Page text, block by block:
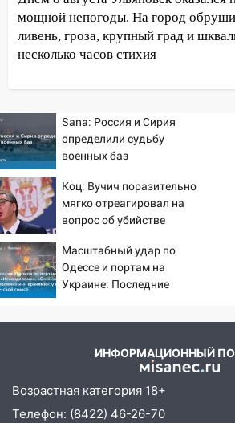
18:11 Ульяновская область
пилотным регионом
«Культурное долголетие»
Прогноз погоды в
В реанимацию
областной больницы
новых аппаратов ИВЛ
16:51
В Чердаклинском
ремонтируют дороги,
и проводят новое освещение
16:35
В Ульяновске
девять бункеров для
мусора
16:26 В Ульяновске
В Ульяновском
разработают
цифровой ПЦР
мощной непогоды. На город
ливень, гроза, крупный град и
несколько часов стихия
Sana: Россия и Сирия
определили судьбу
военных баз
Коц: Вучич поразительно
мягко отреагировал на
вопрос об убийстве
Масштабный удар по
Одессе и портам на
Украине: Последние
ИНФОРМАЦИОННЫЙ
Возрастная категория 18+
Телефон: (8422) 46-26-70